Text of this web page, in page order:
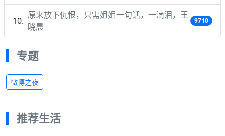
原来放下仇恨，只需姐姐一句话，一滴泪，王
晓晨
9710
专题
微博之夜
推荐生活